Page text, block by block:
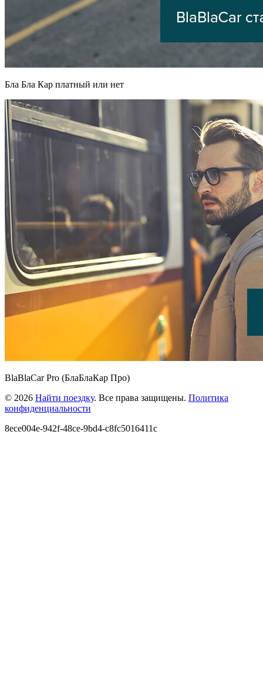
Бла Бла Кар платный или нет
BlaBlaCar Pro (БлаБлаКар Про)
© 2026 Найти поездку. Все права защищены. Политика
конфиденциальности
8ece004e-942f-48ce-9bd4-c8fc5016411c